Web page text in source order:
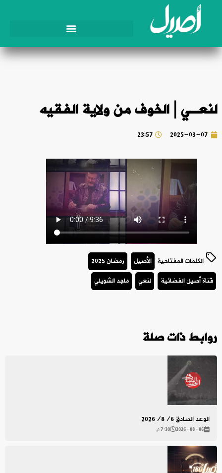
لنعـي | الخوف من ولاية الفقيه
2025-03-07
23:57
الكلمات المفتاحية الأصيل
رمضان 2025
قناة أصيل الفضائية
لنعي ماجد الشويلي
روابط ذات صلة
الوعد الصادق 2026/8/6
2026-08-06 7:30 م